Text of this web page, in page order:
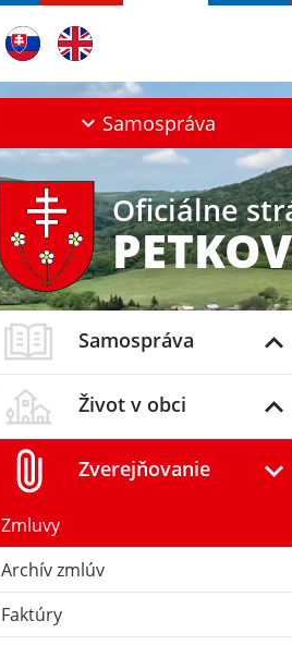
Samospráva
Oficiálne
Samospráva
Život v obci
Zverejňovanie
Zmluvy
Archív zmlúv
Faktúry